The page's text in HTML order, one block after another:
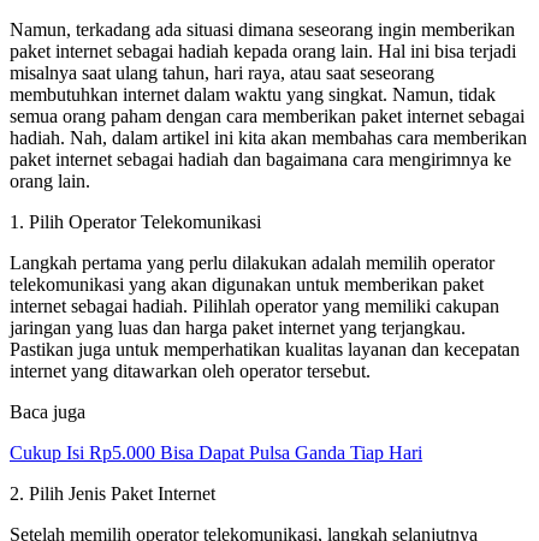
Namun, terkadang ada situasi dimana seseorang ingin memberikan
paket internet sebagai hadiah kepada orang lain. Hal ini bisa terjadi
misalnya saat ulang tahun, hari raya, atau saat seseorang
membutuhkan internet dalam waktu yang singkat. Namun, tidak
semua orang paham dengan cara memberikan paket internet sebagai
hadiah. Nah, dalam artikel ini kita akan membahas cara memberikan
paket internet sebagai hadiah dan bagaimana cara mengirimnya ke
orang lain.
1. Pilih Operator Telekomunikasi
Langkah pertama yang perlu dilakukan adalah memilih operator
telekomunikasi yang akan digunakan untuk memberikan paket
internet sebagai hadiah. Pilihlah operator yang memiliki cakupan
jaringan yang luas dan harga paket internet yang terjangkau.
Pastikan juga untuk memperhatikan kualitas layanan dan kecepatan
internet yang ditawarkan oleh operator tersebut.
Baca juga
Cukup Isi Rp5.000 Bisa Dapat Pulsa Ganda Tiap Hari
2. Pilih Jenis Paket Internet
Setelah memilih operator telekomunikasi, langkah selanjutnya